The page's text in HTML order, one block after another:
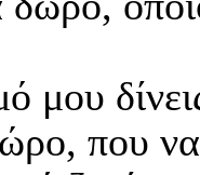
μου
που να